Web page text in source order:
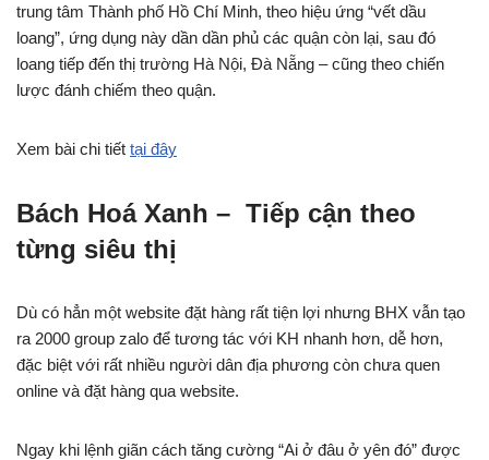
trung tâm Thành phố Hồ Chí Minh, theo hiệu ứng “vết dầu
loang”, ứng dụng này dần dần phủ các quận còn lại, sau đó
loang tiếp đến thị trường Hà Nội, Đà Nẵng – cũng theo chiến
lược đánh chiếm theo quận.
Xem bài chi tiết tại đây
Bách Hoá Xanh – Tiếp cận theo
từng siêu thị
Dù có hẳn một website đặt hàng rất tiện lợi nhưng BHX vẫn tạo
ra 2000 group zalo để tương tác với KH nhanh hơn, dễ hơn,
đặc biệt với rất nhiều người dân địa phương còn chưa quen
online và đặt hàng qua website.
Ngay khi lệnh giãn cách tăng cường “Ai ở đâu ở yên đó” được